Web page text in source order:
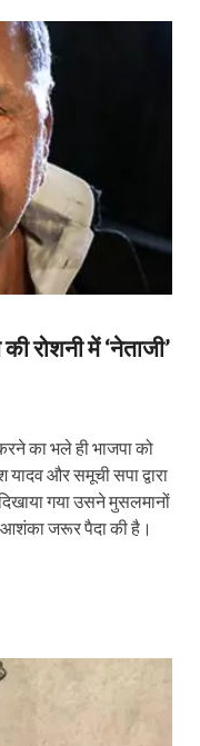
रोशनी में ‘नेताजी’
का भले ही भाजपा को
और समूची सपा द्वारा
गया उसने मुसलमानों
जरूर पैदा की है।